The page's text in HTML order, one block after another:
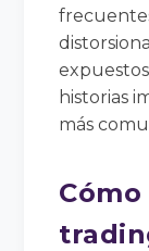
historias
más